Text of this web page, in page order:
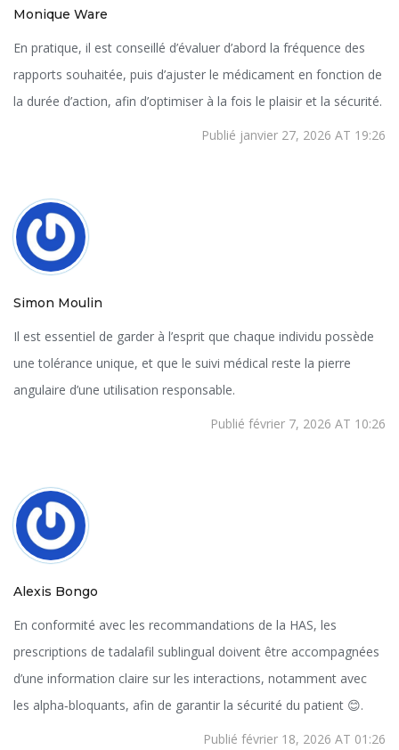
Monique Ware
En pratique, il est conseillé d’évaluer d’abord la fréquence des
rapports souhaitée, puis d’ajuster le médicament en fonction de
la durée d’action, afin d’optimiser à la fois le plaisir et la sécurité.
Publié janvier 27, 2026 AT 19:26
Simon Moulin
Il est essentiel de garder à l’esprit que chaque individu possède
une tolérance unique, et que le suivi médical reste la pierre
angulaire d’une utilisation responsable.
Publié février 7, 2026 AT 10:26
Alexis Bongo
En conformité avec les recommandations de la HAS, les
prescriptions de tadalafil sublingual doivent être accompagnées
d’une information claire sur les interactions, notamment avec
les alpha‑bloquants, afin de garantir la sécurité du patient 😊.
Publié février 18, 2026 AT 01:26